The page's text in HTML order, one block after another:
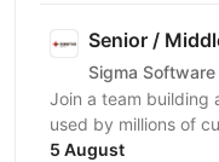
Senior /
Sigma Software
Join a team building
used by millions of
looking for a .NET
5 August